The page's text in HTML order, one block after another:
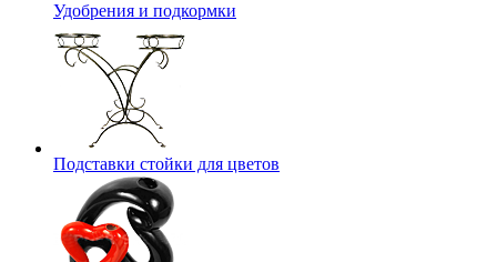
Удобрения и подкормки
Подставки стойки для цветов